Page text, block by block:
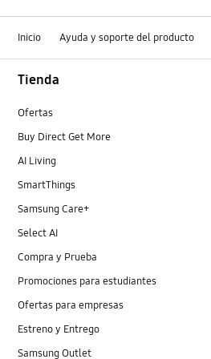
Inicio Ayuda y soporte del producto
Tienda
Ofertas
Buy Direct Get More
AI Living
SmartThings
Samsung Care+
Select AI
Compra y Prueba
Promociones para estudiantes
Ofertas para empresas
Estreno y Entrego
Samsung Outlet